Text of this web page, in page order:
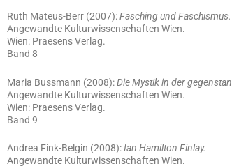
Ruth Mateus-Berr (2007):Fasching und Faschismus.
Angewandte Kulturwissenschaften Wien.
Wien: Praesens Verlag.
Band 8
Maria Bussmann (2008):Die Mystik in der
Angewandte Kulturwissenschaften Wien.
Wien: Praesens Verlag.
Band 9
Andrea Fink-Belgin (2008):Ian Hamilton Finlay.
Angewandte Kulturwissenschaften Wien.